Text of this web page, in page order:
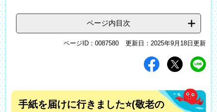
ページ内目次
ページID：0087580 更新日：2025年9月18日更新
手紙を届けに行きました⭐(敬老の